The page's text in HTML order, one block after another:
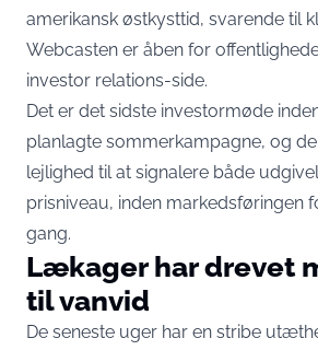
amerikansk østkysttid, svarende til
Webcasten er åben for
investor relations-side.
Det er det sidste investormøde
planlagte sommerkampagne, og
lejlighed til at signalere både
prisniveau, inden markedsføringen
gang.
Lækager har drevet
til vanvid
De seneste uger har en stribe